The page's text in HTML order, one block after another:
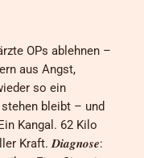
OPs ablehnen –
aus Angst,
so ein
bleibt – und
Kangal. 62 Kilo
Kraft. 𝑫𝒊𝒂𝒈𝒏𝒐𝒔𝒆: